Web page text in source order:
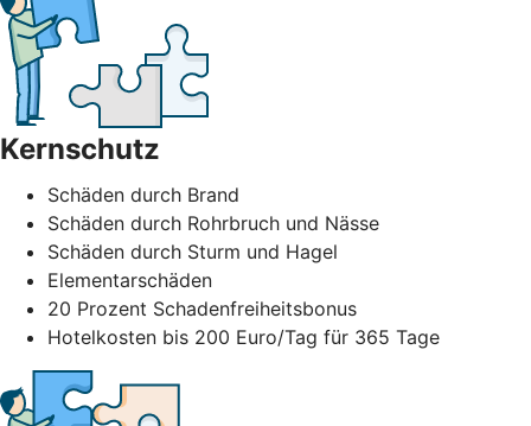
Kernschutz
Schäden durch Brand
Schäden durch Rohrbruch und Nässe
Schäden durch Sturm und Hagel
Elementarschäden
20 Prozent Schadenfreiheitsbonus
Hotelkosten bis 200 Euro/Tag für 365 Tage